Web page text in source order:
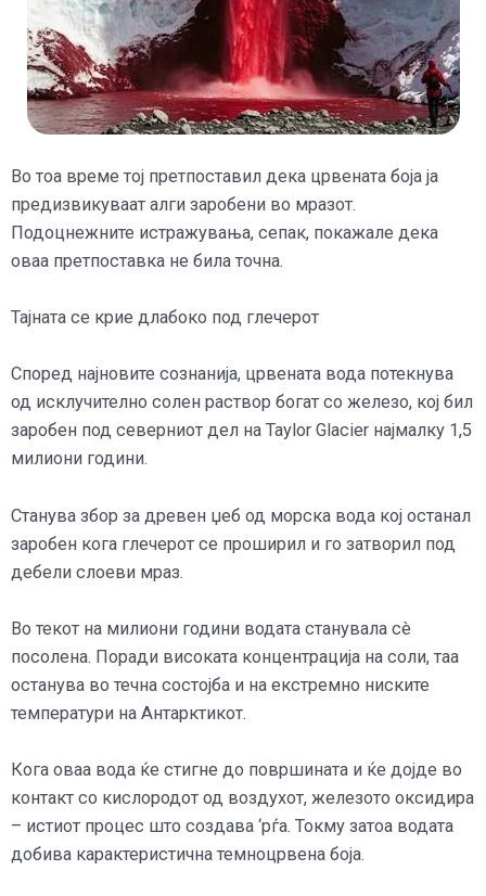
Во тоа време тој претпоставил дека црвената боја ја
предизвикуваат алги заробени во мразот.
Подоцнежните истражувања, сепак, покажале дека
оваа претпоставка не била точна.
Тајната се крие длабоко под глечерот
Според најновите сознанија, црвената вода потекнува
од исклучително солен раствор богат со железо, кој бил
заробен под северниот дел на Taylor Glacier најмалку 1,5
милиони години.
Станува збор за древен џеб од морска вода кој останал
заробен кога глечерот се проширил и го затворил под
дебели слоеви мраз.
Во текот на милиони години водата станувала сè
посолена. Поради високата концентрација на соли, таа
останува во течна состојба и на екстремно ниските
температури на Антарктикот.
Кога оваа вода ќе стигне до површината и ќе дојде во
контакт со кислородот од воздухот, железото оксидира
– истиот процес што создава ‘рѓа. Токму затоа водата
добива карактеристична темноцрвена боја.